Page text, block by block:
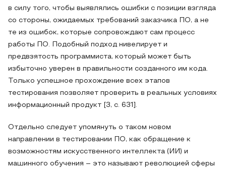
в силу того, чтобы выявлялись ошибки с позиции взгляда
со стороны, ожидаемых требований заказчика ПО, а не
те из ошибок, которые сопровождают сам процесс
работы ПО. Подобный подход нивелирует и
предвзятость программиста, который может быть
избыточно уверен в правильности созданного им кода.
Только успешное прохождение всех этапов
тестирования позволяет проверить в реальных условиях
информационный продукт [3, с. 631].
Отдельно следует упомянуть о таком новом
направлении в тестировании ПО, как обращение к
возможностям искусственного интеллекта (ИИ) и
машинного обучения – это называют революцией сферы